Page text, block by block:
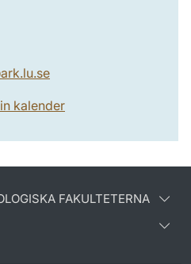
ark.lu.se
kalender
FAKULTETERNA